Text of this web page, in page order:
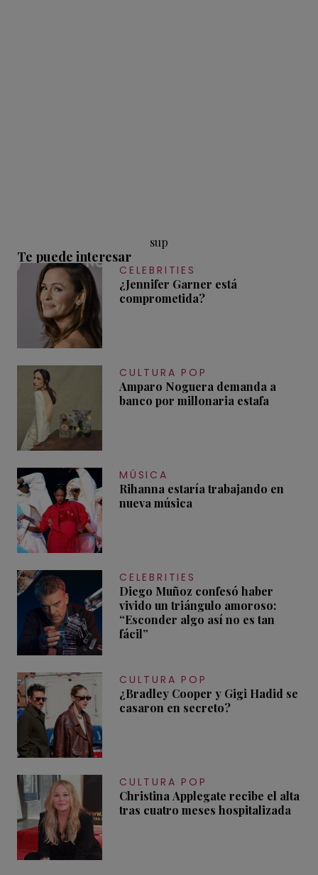
sup
Te puede interesar
CELEBRITIES
¿Jennifer Garner está
comprometida?
CULTURA POP
Amparo Noguera demanda a
banco por millonaria estafa
MÚSICA
Rihanna estaría trabajando en
nueva música
CELEBRITIES
Diego Muñoz confesó haber
vivido un triángulo amoroso:
“Esconder algo así no es tan
fácil”
CULTURA POP
¿Bradley Cooper y Gigi Hadid se
casaron en secreto?
CULTURA POP
Christina Applegate recibe el alta
tras cuatro meses hospitalizada